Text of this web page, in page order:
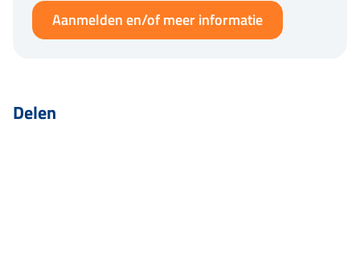
Aanmelden en/of meer informatie
Delen